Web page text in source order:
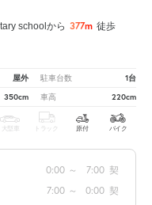
schoolから 377m 徒歩
屋外 駐車台数 1台
350cm 車高 220cm
大型車 トラック 原付 バイク
0:00 ～ 7:00 契
7:00 ～ 0:00 契